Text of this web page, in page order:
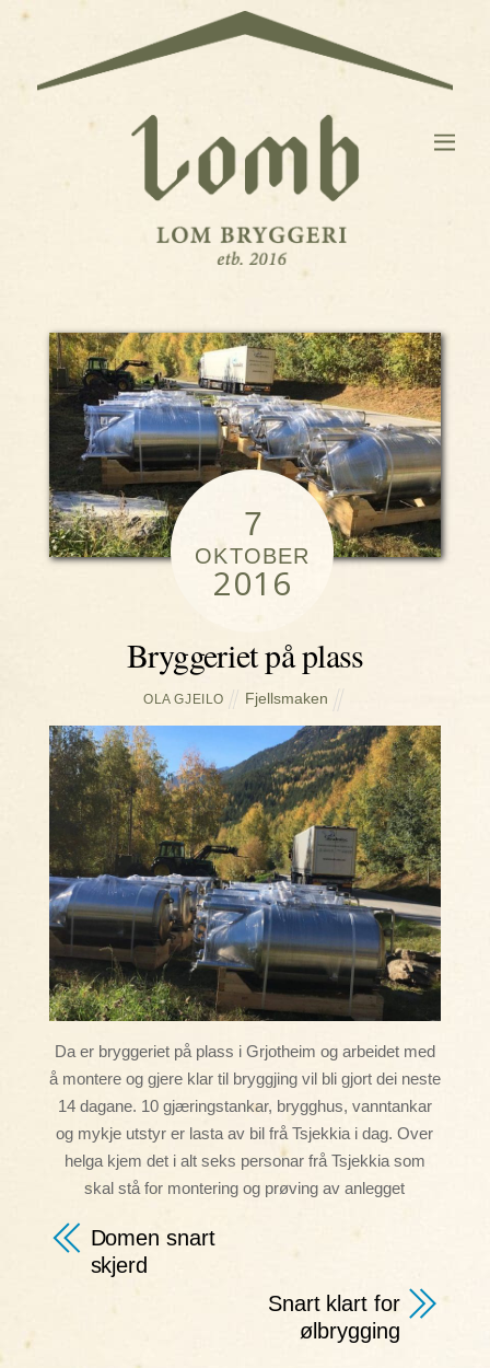
7
OKTOBER
2016
Bryggeriet på plass
OLA GJEILO Fjellsmaken
Da er bryggeriet på plass i Grjotheim og arbeidet med
å montere og gjere klar til bryggjing vil bli gjort dei neste
14 dagane. 10 gjæringstankar, brygghus, vanntankar
og mykje utstyr er lasta av bil frå Tsjekkia i dag. Over
helga kjem det i alt seks personar frå Tsjekkia som
skal stå for montering og prøving av anlegget
Domen snart
skjerd
Snart klart for
ølbrygging